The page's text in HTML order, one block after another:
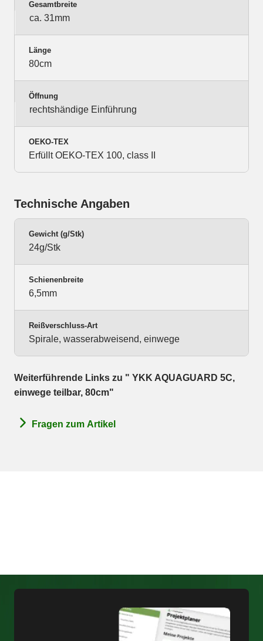
Gesamtbreite
ca. 31mm
Länge
80cm
Öffnung
rechtshändige Einführung
OEKO-TEX
Erfüllt OEKO-TEX 100, class II
Technische Angaben
Gewicht (g/Stk)
24g/Stk
Schienenbreite
6,5mm
Reißverschluss-Art
Spirale, wasserabweisend, einwege
Weiterführende Links zu " YKK AQUAGUARD 5C,
einwege teilbar, 80cm"
Fragen zum Artikel